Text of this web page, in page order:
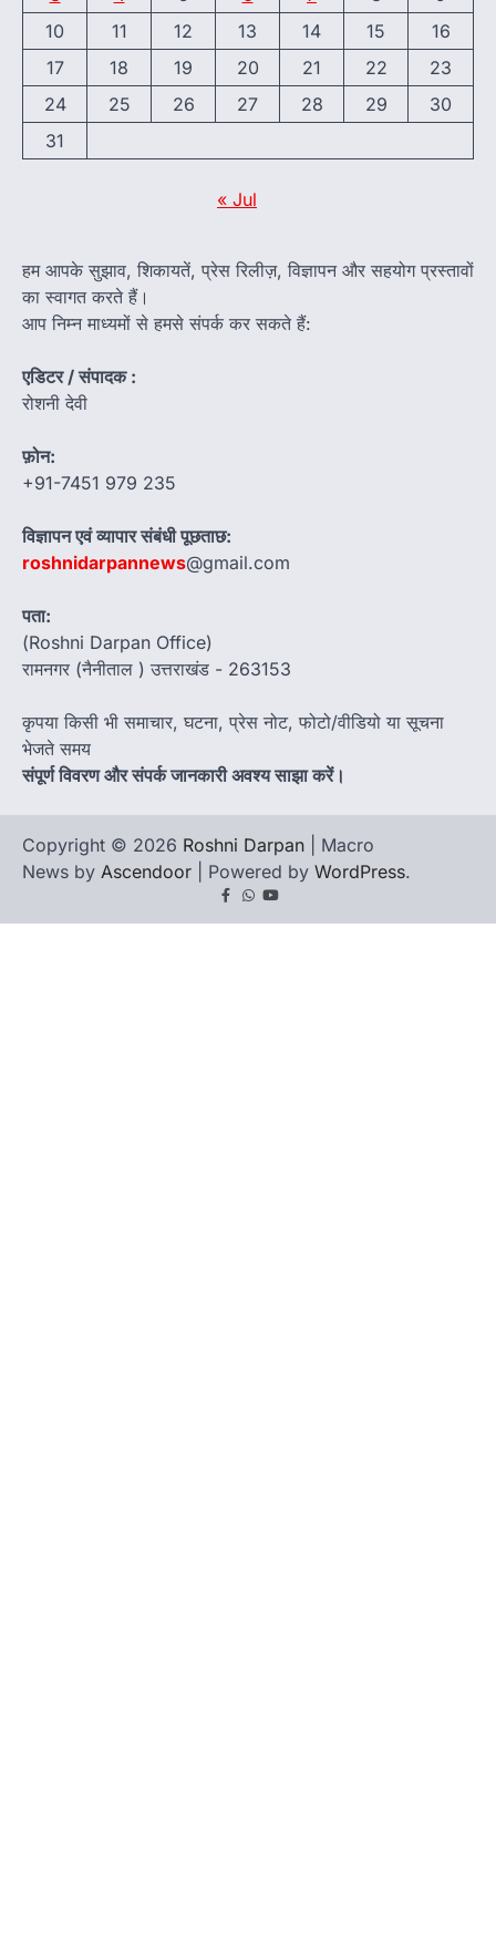
10
11 12 13 14 15
16
17
18 19 20 21 22
23
24
25 26 27 28 29
30
31
« Jul
हम आपके सुझाव, शिकायतें, प्रेस रिलीज़, विज्ञापन और सहयोग प्रस्तावों
का स्वागत करते हैं।
आप निम्न माध्यमों से हमसे संपर्क कर सकते हैं:
एडिटर / संपादक :
रोशनी देवी
फ़ोन:
+91-7451 979 235
विज्ञापन एवं व्यापार संबंधी पूछताछ:
roshnidarpannews@gmail.com
पता:
(Roshni Darpan Office)
रामनगर (नैनीताल ) उत्तराखंड - 263153
कृपया किसी भी समाचार, घटना, प्रेस नोट, फोटो/वीडियो या सूचना
भेजते समय
संपूर्ण विवरण और संपर्क जानकारी अवश्य साझा करें।
Copyright © 2026 Roshni Darpan | Macro
News by Ascendoor | Powered by WordPress.
Facebook
Whatsapp
youtube